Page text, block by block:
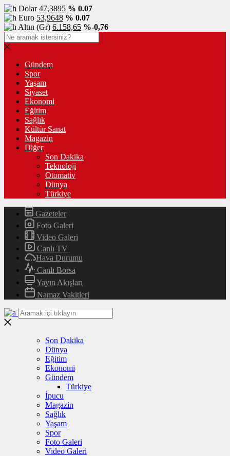
Dolar47,3895 % 0.07
Euro 53,9648 % 0.07
Altın (Gr) 6.158,65 %-0,76
Gündem
Spor
Yaşam
Siyaset
Ekonomi
Eğitim
Sağlık
Kültür Sanat
Magazin
Diğer
Son Dakika
Teknoloji
Otomativ
Dünya
Türkiye
Gazeteler
Foto Galeri
Video Galeri
Canlı TV
Hava Durumu
Canlı Borsa
Yayın Akışları
Namaz Vakitleri
Son Dakika
Dünya
Eğitim
Ekonomi
Gündem
Türkiye
İpucu
Magazin
Sağlık
Yaşam
Spor
Foto Galeri
Video Galeri